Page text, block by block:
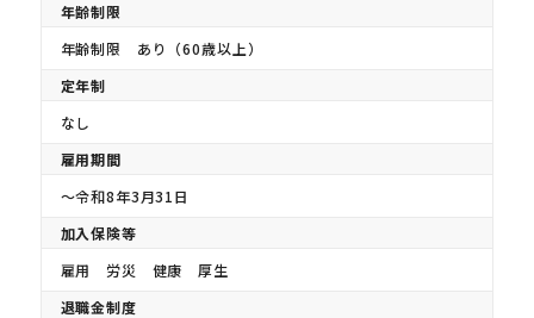
年齢制限
年齢制限 あり（60歳以上）
定年制
なし
雇用期間
〜令和8年3月31日
加入保険等
雇用 労災 健康 厚生
退職金制度